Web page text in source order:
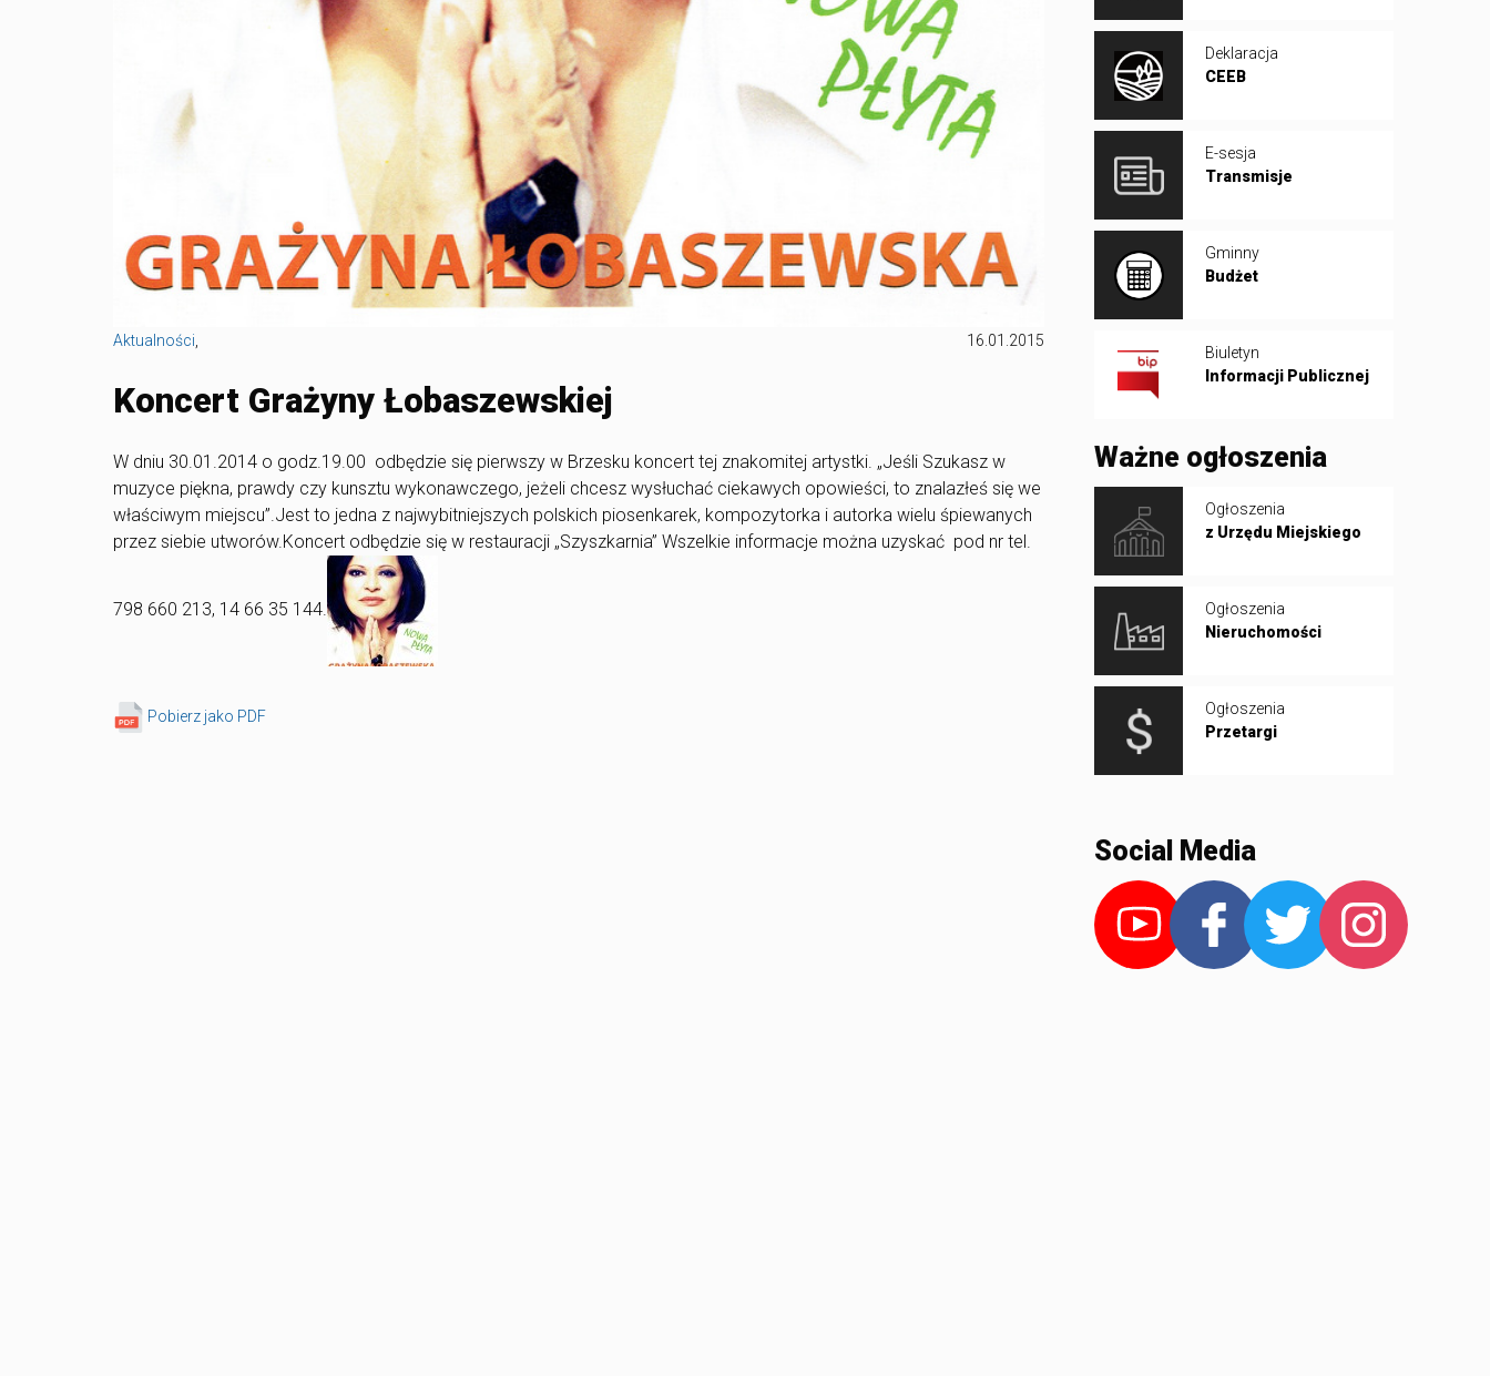
Aktualności, 16.01.2015
Koncert Grażyny Łobaszewskiej
W dniu 30.01.2014 o godz.19.00 odbędzie się pierwszy w Brzesku koncert tej znakomitej artystki. „Jeśli Szukasz w
muzyce piękna, prawdy czy kunsztu wykonawczego, jeżeli chcesz wysłuchać ciekawych opowieści, to znalazłeś się we
właściwym miejscu”.Jest to jedna z najwybitniejszych polskich piosenkarek, kompozytorka i autorka wielu śpiewanych
przez siebie utworów.Koncert odbędzie się w restauracji „Szyszkarnia” Wszelkie informacje można uzyskać pod nr tel.
798 660 213, 14 66 35 144.
Pobierz jako PDF
Deklaracja
CEEB
E-sesja
Transmisje
Gminny
Budżet
Biuletyn
Informacji Publicznej
Ważne ogłoszenia
Ogłoszenia
z Urzędu Miejskiego
Ogłoszenia
Nieruchomości
Ogłoszenia
Przetargi
Social Media